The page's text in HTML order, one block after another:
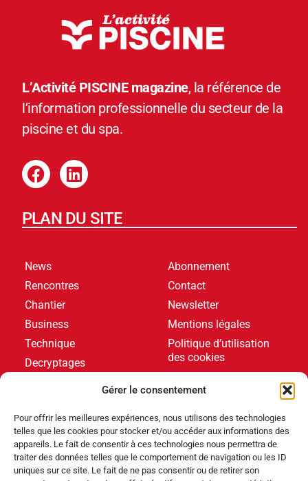
Gérer le consentement
Pour offrir les meilleures expériences, nous utilisons des technologies
telles que les cookies pour stocker et/ou accéder aux informations des
appareils. Le fait de consentir à ces technologies nous permettra de
traiter des données telles que le comportement de navigation ou les ID
uniques sur ce site. Le fait de ne pas consentir ou de retirer son
L’Activité PISCINE magazine, la référence de
l’information professionnelle du secteur de la
piscine et du spa.
PLAN DU SITE
News
Rencontres
Chantier
Business
Technique
Decryptages
Abonnement
Contact
Newsletter
Mentions légales
Politique d’utilisation
des cookies
DERNIERS ARTICLES